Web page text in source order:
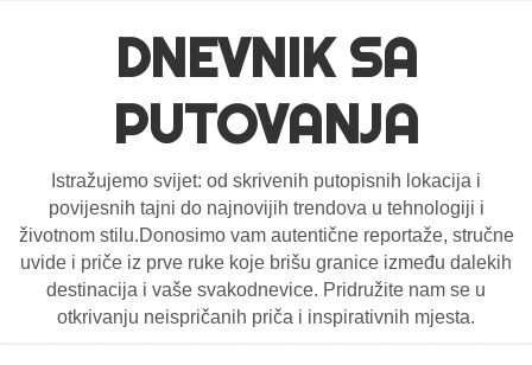
DNEVNIK SA
PUTOVANJA
Istražujemo svijet: od skrivenih putopisnih lokacija i
povijesnih tajni do najnovijih trendova u tehnologiji i
životnom stilu.Donosimo vam autentične reportaže, stručne
uvide i priče iz prve ruke koje brišu granice između dalekih
destinacija i vaše svakodnevice. Pridružite nam se u
otkrivanju neispričanih priča i inspirativnih mjesta.